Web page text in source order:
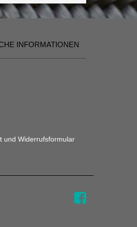
INFORMATIONEN
und Widerrufsformular